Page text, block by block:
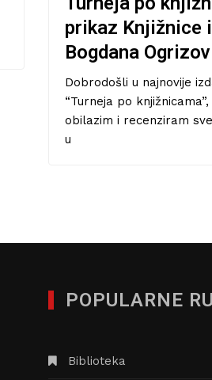
Dobrodošli natrag u
po knjižnicama”. Ako ste
tada znajte da mi je cilj